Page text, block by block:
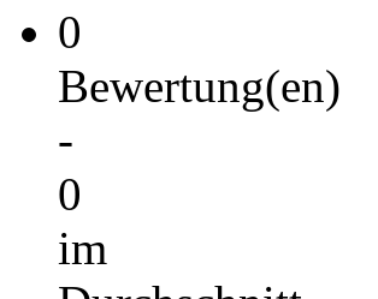
0
Bewertung(en)
-
0
im